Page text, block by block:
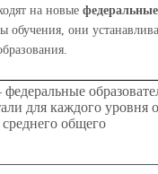
на новые
обучения, они
для каждого уровня
общего